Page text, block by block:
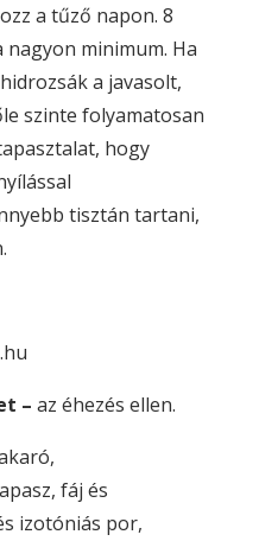
a tűző napon. 8
minimum. Ha
a javasolt,
szinte folyamatosan
hogy
tisztán tartani,
– az éhezés ellen.
fáj és
izotóniás por,